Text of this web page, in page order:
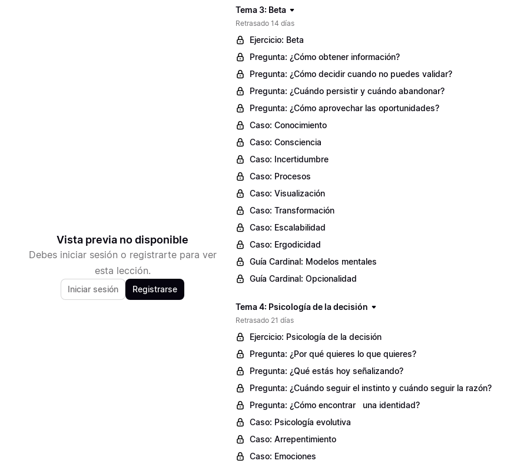
Vista previa no disponible
Debes iniciar sesión o registrarte para ver
esta lección.
Iniciar sesión Registrarse
Tema 3: Beta
Retrasado 14 días
Ejercicio: Beta
Pregunta: ¿Cómo obtener información?
Pregunta: ¿Cómo decidir cuando no puedes validar?
Pregunta: ¿Cuándo persistir y cuándo abandonar?
Pregunta: ¿Cómo aprovechar las oportunidades?
Caso: Conocimiento
Caso: Consciencia
Caso: Incertidumbre
Caso: Procesos
Caso: Visualización
Caso: Transformación
Caso: Escalabilidad
Caso: Ergodicidad
Guía Cardinal: Modelos mentales
Guía Cardinal: Opcionalidad
Tema 4: Psicología de la decisión
Retrasado 21 días
Ejercicio: Psicología de la decisión
Pregunta: ¿Por qué quieres lo que quieres?
Pregunta: ¿Qué estás hoy señalizando?
Pregunta: ¿Cuándo seguir el instinto y cuándo seguir la razón?
Pregunta: ¿Cómo encontrar una identidad?
Caso: Psicología evolutiva
Caso: Arrepentimiento
Caso: Emociones